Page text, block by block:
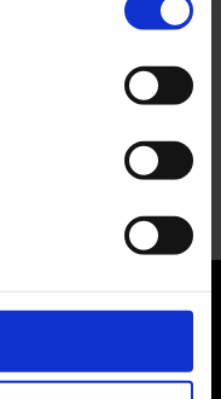
Hailey Bieber e